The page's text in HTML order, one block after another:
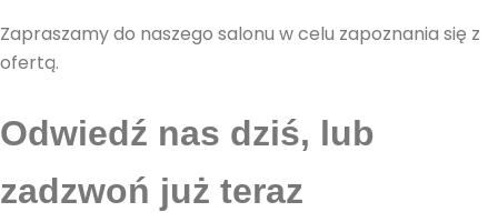
Zapraszamy do naszego salonu w celu zapoznania się z
ofertą.
Odwiedź nas dziś, lub
zadzwoń już teraz